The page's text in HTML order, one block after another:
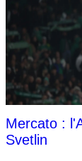
Mercato :
Svetlin